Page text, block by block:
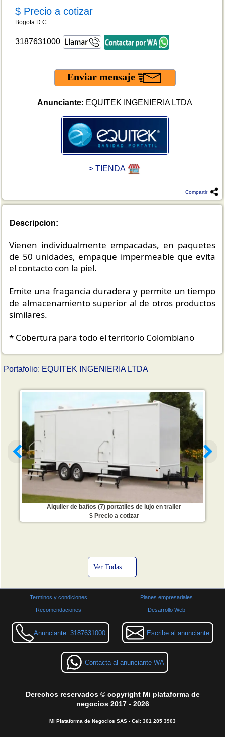
$ Precio a cotizar
Bogota D.C.
3187631000
Enviar mensaje
Anunciante: EQUITEK INGENIERIA LTDA
> TIENDA
Compartir
Descripcion:
Vienen individualmente empacadas, en paquetes
de 50 unidades, empaque impermeable que evita
el contacto con la piel.
Emite una fragancia duradera y permite un tiempo
de almacenamiento superior al de otros productos
similares.
* Cobertura para todo el territorio Colombiano
Portafolio: EQUITEK INGENIERIA LTDA
Alquiler de baños (7) portatiles de lujo en trailer
$ Precio a cotizar
Ver Todas
Terminos y condiciones
Recomendaciones
Planes empresariales
Desarrollo Web
Anunciante: 3187631000 Escribe al anunciante
Contacta al anunciante WA
Derechos reservados © copyright Mi plataforma de
negocios 2017 - 2026
Mi Plataforma de Negocios SAS - Cel: 301 285 3903